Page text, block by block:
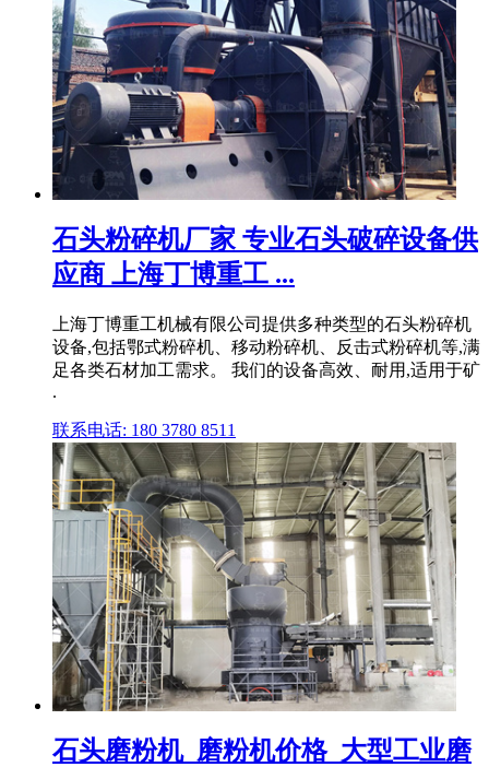
石头粉碎机厂家 专业石头破碎设备供
应商 上海丁博重工 ...
上海丁博重工机械有限公司提供多种类型的石头粉碎机
设备,包括鄂式粉碎机、移动粉碎机、反击式粉碎机等,满
足各类石材加工需求。 我们的设备高效、耐用,适用于矿
.
联系电话: 180 3780 8511
石头磨粉机_磨粉机价格_大型工业磨